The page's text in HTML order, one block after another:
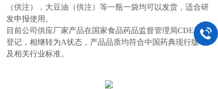
（供注），大豆油（供注）等一瓶一袋均可以发货，适合研
发申报使用。
目前公司供应厂家产品在国家食品药品监督管理局CDE平台
登记，相继转为A状态，产品品质均符合中国药典现行版本
及相关行业标准。